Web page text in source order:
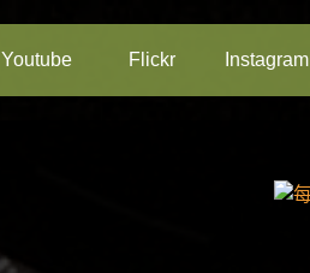
Youtube Flickr Instagram